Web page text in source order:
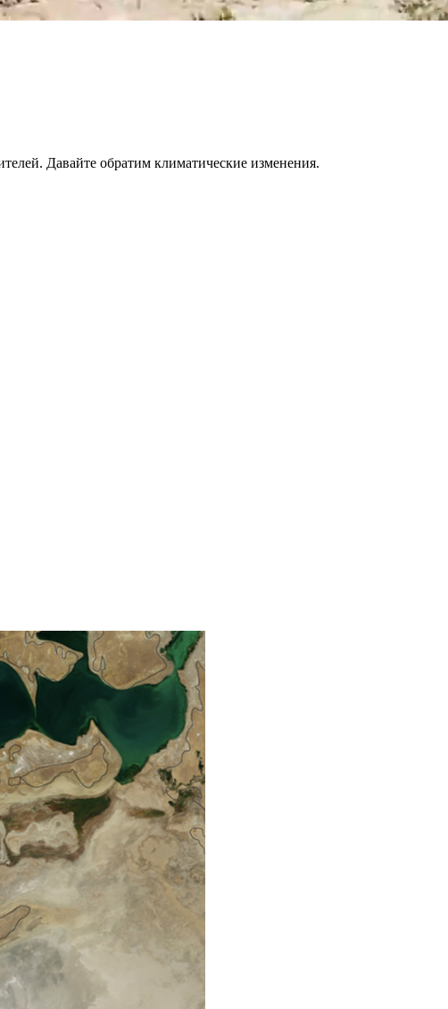
Давайте обратим климатические изменения.